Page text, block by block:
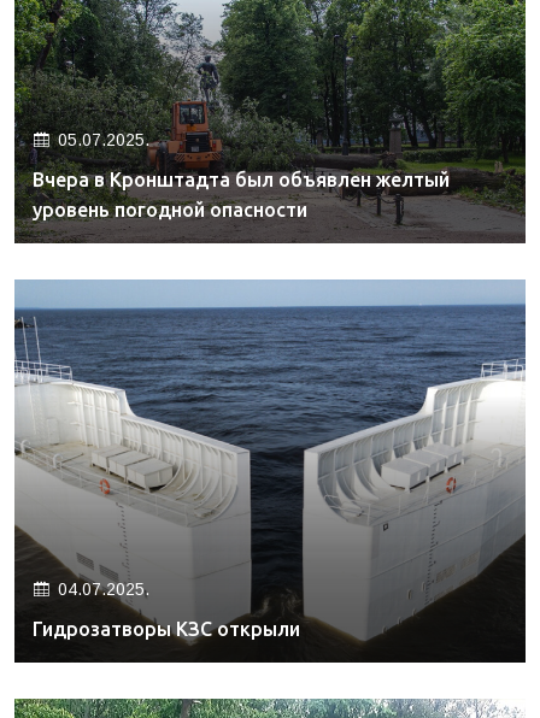
05.07.2025.
Вчера в Кронштадта был объявлен желтый
уровень погодной опасности
04.07.2025.
Гидрозатворы КЗС открыли